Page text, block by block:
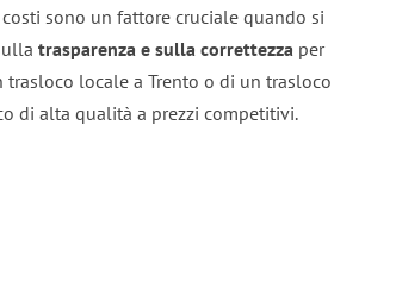
sono un fattore cruciale quando si
trasparenza e sulla correttezza per
locale a Trento o di un trasloco
di alta qualità a prezzi competitivi.